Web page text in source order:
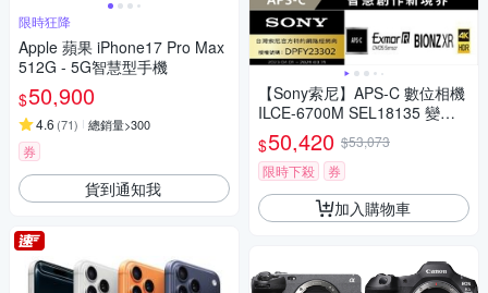
限時狂降
Apple 蘋果 iPhone17 Pro Max
512G - 5G智慧型手機
$50,900
4.6 (71) 總銷量>300
券
貨到通知我
【Sony索尼】APS-C 數位相機
ILCE-6700M SEL18135 變焦
鏡組 (公司貨 保固18+6個月)
$50,420 $53,073
限時下殺
券
加入購物車